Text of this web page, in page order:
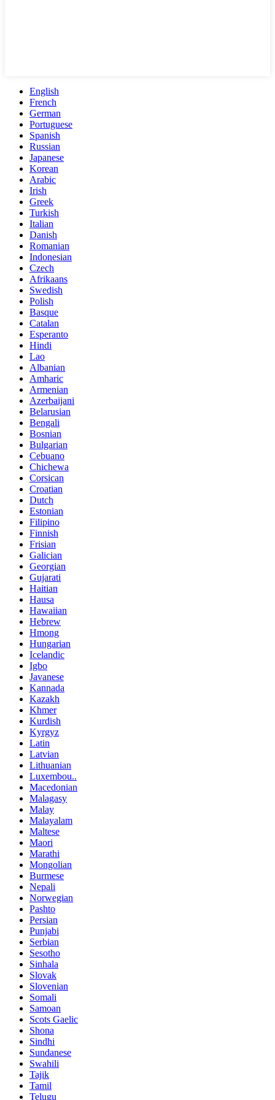
English
French
German
Portuguese
Spanish
Russian
Japanese
Korean
Arabic
Irish
Greek
Turkish
Italian
Danish
Romanian
Indonesian
Czech
Afrikaans
Swedish
Polish
Basque
Catalan
Esperanto
Hindi
Lao
Albanian
Amharic
Armenian
Azerbaijani
Belarusian
Bengali
Bosnian
Bulgarian
Cebuano
Chichewa
Corsican
Croatian
Dutch
Estonian
Filipino
Finnish
Frisian
Galician
Georgian
Gujarati
Haitian
Hausa
Hawaiian
Hebrew
Hmong
Hungarian
Icelandic
Igbo
Javanese
Kannada
Kazakh
Khmer
Kurdish
Kyrgyz
Latin
Latvian
Lithuanian
Luxembou..
Macedonian
Malagasy
Malay
Malayalam
Maltese
Maori
Marathi
Mongolian
Burmese
Nepali
Norwegian
Pashto
Persian
Punjabi
Serbian
Sesotho
Sinhala
Slovak
Slovenian
Somali
Samoan
Scots Gaelic
Shona
Sindhi
Sundanese
Swahili
Tajik
Tamil
Telugu